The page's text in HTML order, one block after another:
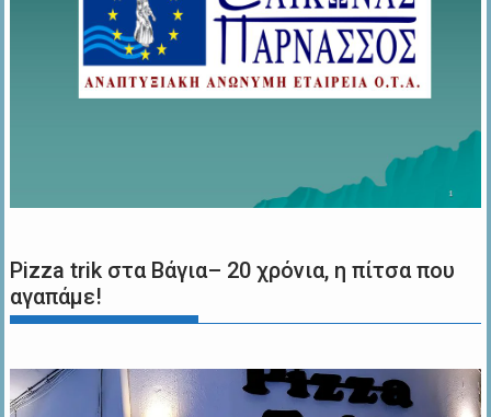
Pizza trik στα Βάγια– 20 χρόνια, η πίτσα που
αγαπάμε!